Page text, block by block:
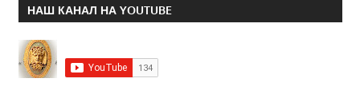
НАШ КАНАЛ НА YOUTUBE